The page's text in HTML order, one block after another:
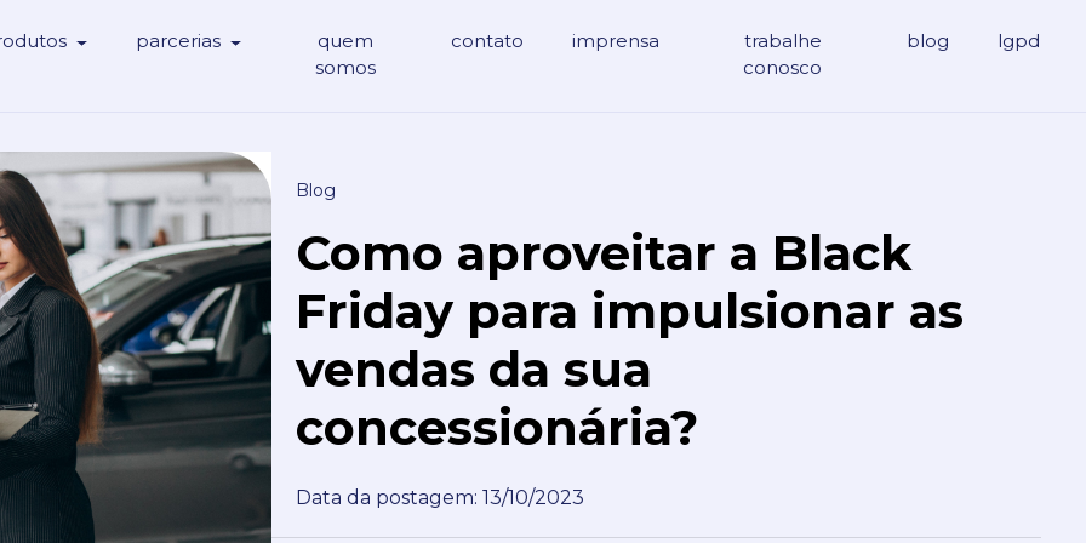
parcerias
quem
somos
contato imprensa
trabalhe
conosco
blog lgpd
Blog
Como aproveitar a Black
Friday para impulsionar as
vendas da sua
concessionária?
Data da postagem: 13/10/2023